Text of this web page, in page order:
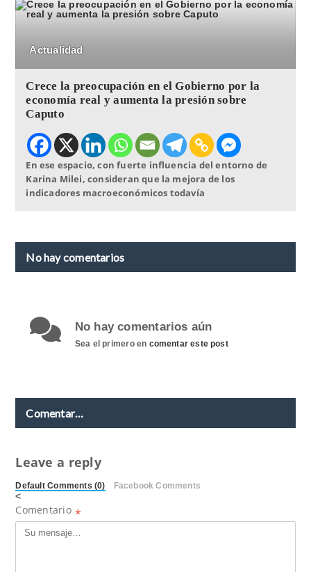
Actualidad
Crece la preocupación en el Gobierno por la
economía real y aumenta la presión sobre
Caputo
En ese espacio, con fuerte influencia del entorno de
Karina Milei, consideran que la mejora de los
indicadores macroeconómicos todavía
No hay comentarios
No hay comentarios aún
Sea el primero en comentar este post
Comentar…
Leave a reply
Default Comments (0) Facebook Comments
<
Comentario *